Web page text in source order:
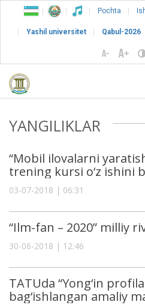
Pochta
Yashil universitet Qabul-2026
YANGILIKLAR
“Mobil ilovalarni
trening kursi o‘z ishini
03-07-2018 | 06:31
“Ilm-fan – 2020” milliy
30-06-2018 | 12:46
TATUda “Yong‘in
bag‘ishlangan amaliy